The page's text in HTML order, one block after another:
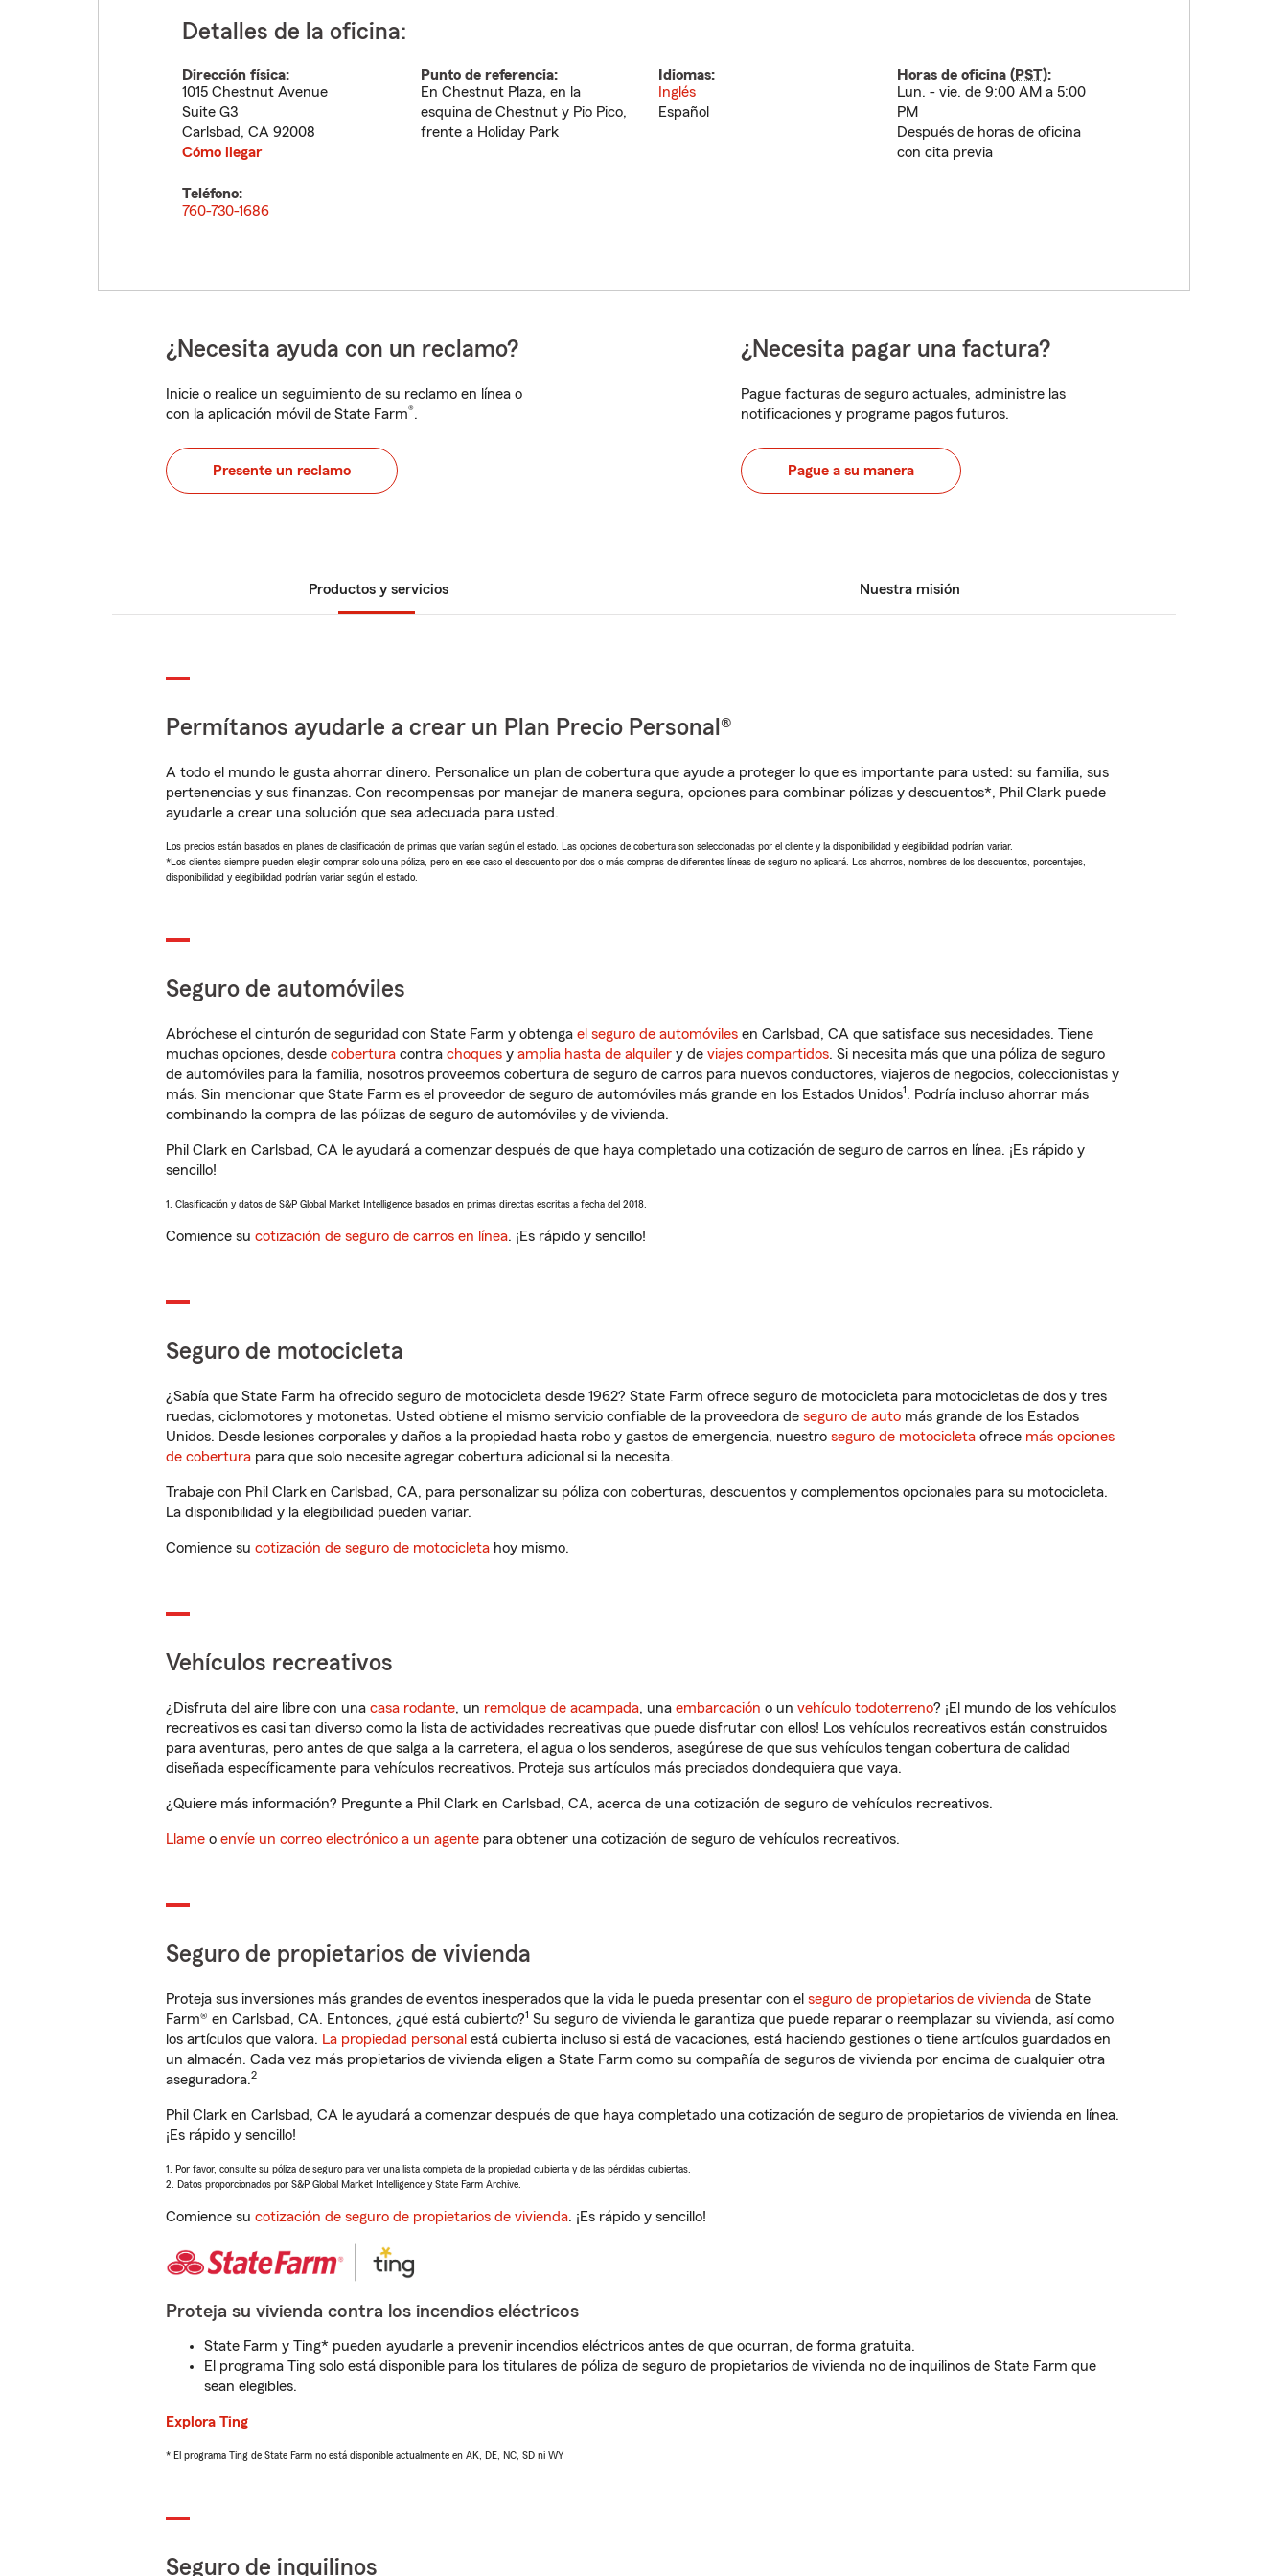
Detalles de la oficina:
Dirección física:
1015 Chestnut Avenue
Suite G3
Carlsbad, CA 92008
Cómo llegar
Punto de referencia:
En Chestnut Plaza, en la
esquina de Chestnut y Pio Pico,
frente a Holiday Park
Idiomas:
Inglés
Español
Horas de oficina (PST):
Lun. - vie. de 9:00 AM a 5:00
PM
Después de horas de oficina
con cita previa
Teléfono:
760-730-1686
¿Necesita ayuda con un reclamo?
Inicie o realice un seguimiento de su reclamo en línea o
con la aplicación móvil de State Farm®.
Presente un reclamo
¿Necesita pagar una factura?
Pague facturas de seguro actuales, administre las
notificaciones y programe pagos futuros.
Pague a su manera
Productos y servicios Nuestra misión
Permítanos ayudarle a crear un Plan Precio Personal®
A todo el mundo le gusta ahorrar dinero. Personalice un plan de cobertura que ayude a proteger lo que es importante para usted: su familia, sus
pertenencias y sus finanzas. Con recompensas por manejar de manera segura, opciones para combinar pólizas y descuentos*, Phil Clark puede
ayudarle a crear una solución que sea adecuada para usted.
Los precios están basados en planes de clasificación de primas que varían según el estado. Las opciones de cobertura son seleccionadas por el cliente y la disponibilidad y elegibilidad podrían variar.
*Los clientes siempre pueden elegir comprar solo una póliza, pero en ese caso el descuento por dos o más compras de diferentes líneas de seguro no aplicará. Los ahorros, nombres de los descuentos, porcentajes,
disponibilidad y elegibilidad podrían variar según el estado.
Seguro de automóviles
Abróchese el cinturón de seguridad con State Farm y obtenga el seguro de automóviles en Carlsbad, CA que satisface sus necesidades. Tiene
muchas opciones, desde cobertura contra choques y amplia hasta de alquiler y de viajes compartidos. Si necesita más que una póliza de seguro
de automóviles para la familia, nosotros proveemos cobertura de seguro de carros para nuevos conductores, viajeros de negocios, coleccionistas y
más. Sin mencionar que State Farm es el proveedor de seguro de automóviles más grande en los Estados Unidos1. Podría incluso ahorrar más
combinando la compra de las pólizas de seguro de automóviles y de vivienda.
Phil Clark en Carlsbad, CA le ayudará a comenzar después de que haya completado una cotización de seguro de carros en línea. ¡Es rápido y
sencillo!
1. Clasificación y datos de S&P Global Market Intelligence basados en primas directas escritas a fecha del 2018.
Comience su cotización de seguro de carros en línea. ¡Es rápido y sencillo!
Seguro de motocicleta
¿Sabía que State Farm ha ofrecido seguro de motocicleta desde 1962? State Farm ofrece seguro de motocicleta para motocicletas de dos y tres
ruedas, ciclomotores y motonetas. Usted obtiene el mismo servicio confiable de la proveedora de seguro de auto más grande de los Estados
Unidos. Desde lesiones corporales y daños a la propiedad hasta robo y gastos de emergencia, nuestro seguro de motocicleta ofrece más opciones
de cobertura para que solo necesite agregar cobertura adicional si la necesita.
Trabaje con Phil Clark en Carlsbad, CA, para personalizar su póliza con coberturas, descuentos y complementos opcionales para su motocicleta.
La disponibilidad y la elegibilidad pueden variar.
Comience su cotización de seguro de motocicleta hoy mismo.
Vehículos recreativos
¿Disfruta del aire libre con una casa rodante, un remolque de acampada, una embarcación o un vehículo todoterreno? ¡El mundo de los vehículos
recreativos es casi tan diverso como la lista de actividades recreativas que puede disfrutar con ellos! Los vehículos recreativos están construidos
para aventuras, pero antes de que salga a la carretera, el agua o los senderos, asegúrese de que sus vehículos tengan cobertura de calidad
diseñada específicamente para vehículos recreativos. Proteja sus artículos más preciados dondequiera que vaya.
¿Quiere más información? Pregunte a Phil Clark en Carlsbad, CA, acerca de una cotización de seguro de vehículos recreativos.
Llame o envíe un correo electrónico a un agente para obtener una cotización de seguro de vehículos recreativos.
Seguro de propietarios de vivienda
Proteja sus inversiones más grandes de eventos inesperados que la vida le pueda presentar con el seguro de propietarios de vivienda de State
Farm® en Carlsbad, CA. Entonces, ¿qué está cubierto?1 Su seguro de vivienda le garantiza que puede reparar o reemplazar su vivienda, así como
los artículos que valora. La propiedad personal está cubierta incluso si está de vacaciones, está haciendo gestiones o tiene artículos guardados en
un almacén. Cada vez más propietarios de vivienda eligen a State Farm como su compañía de seguros de vivienda por encima de cualquier otra
aseguradora.2
Phil Clark en Carlsbad, CA le ayudará a comenzar después de que haya completado una cotización de seguro de propietarios de vivienda en línea.
¡Es rápido y sencillo!
1. Por favor, consulte su póliza de seguro para ver una lista completa de la propiedad cubierta y de las pérdidas cubiertas.
2. Datos proporcionados por S&P Global Market Intelligence y State Farm Archive.
Comience su cotización de seguro de propietarios de vivienda. ¡Es rápido y sencillo!
Proteja su vivienda contra los incendios eléctricos
State Farm y Ting* pueden ayudarle a prevenir incendios eléctricos antes de que ocurran, de forma gratuita.
El programa Ting solo está disponible para los titulares de póliza de seguro de propietarios de vivienda no de inquilinos de State Farm que
sean elegibles.
Explora Ting
* El programa Ting de State Farm no está disponible actualmente en AK, DE, NC, SD ni WY
Seguro de inquilinos